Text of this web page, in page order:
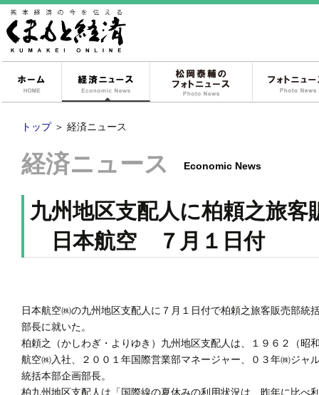
経済ニュース
トップ ＞ 経済ニュース
経済ニュース Economic News
九州地区支配人に柏頼之旅客
日本航空 ７月１日付
日本航空㈱の九州地区支配人に７月１日付で柏頼之旅客販売部
部長に就いた。
柏頼之（かしわぎ・よりゆき）九州地区支配人は、１９６２（
航空㈱入社、２００１年国際営業部マネージャー、０３年㈱ジ
統括本部企画部長。
柏九州地区支配人は「国際線の夏休みの利用状況は、昨年に比